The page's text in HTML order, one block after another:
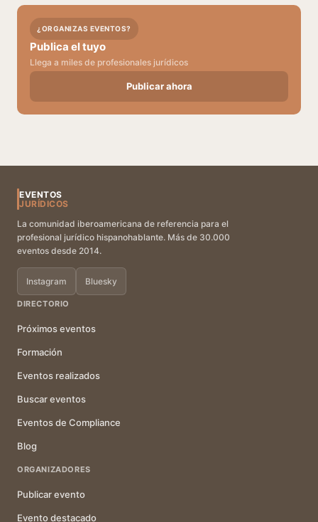
¿ORGANIZAS EVENTOS?
Publica el tuyo
Llega a miles de profesionales jurídicos
Publicar ahora
EVENTOS
JURÍDICOS
La comunidad iberoamericana de referencia para el
profesional jurídico hispanohablante. Más de 30.000
eventos desde 2014.
Instagram Bluesky
DIRECTORIO
Próximos eventos
Formación
Eventos realizados
Buscar eventos
Eventos de Compliance
Blog
ORGANIZADORES
Publicar evento
Evento destacado